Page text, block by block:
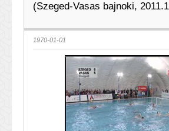
(Szeged-Vasas bajnoki,
1970-01-01